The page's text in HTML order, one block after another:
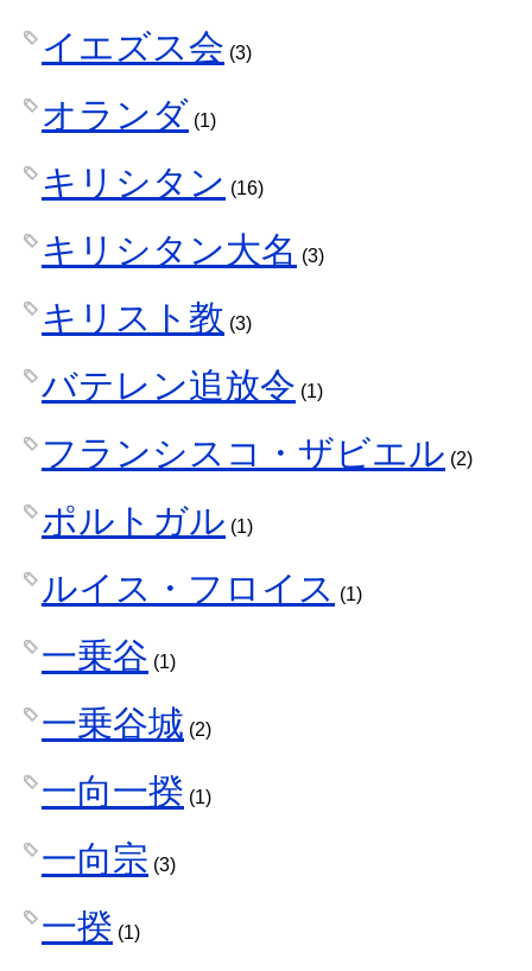
イエズス会 (3)
オランダ (1)
キリシタン (16)
キリシタン大名 (3)
キリスト教 (3)
バテレン追放令 (1)
フランシスコ・ザビエル (2)
ポルトガル (1)
ルイス・フロイス (1)
一乗谷 (1)
一乗谷城 (2)
一向一揆 (1)
一向宗 (3)
一揆 (1)